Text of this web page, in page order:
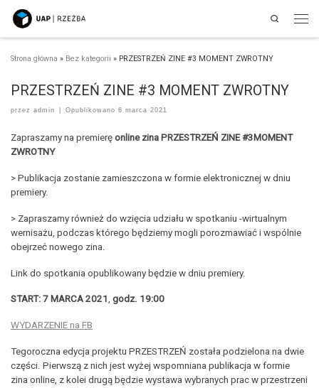
Przejdź do treści
Search
Strona główna » Bez kategorii » PRZESTRZEŃ ZINE #3 MOMENT ZWROTNY
PRZESTRZEŃ ZINE #3 MOMENT ZWROTNY
przez admin Opublikowano 6 marca 2021
Zapraszamy na premierę online zina PRZESTRZEŃ ZINE #3MOMENT
ZWROTNY
> Publikacja zostanie zamieszczona w formie elektronicznej w dniu
premiery.
> Zapraszamy również do wzięcia udziału w spotkaniu -wirtualnym
wernisażu, podczas którego będziemy mogli porozmawiać i wspólnie
obejrzeć nowego zina.
Link do spotkania opublikowany będzie w dniu premiery.
START: 7 MARCA 2021, godz. 19:00
WYDARZENIE na FB
Tegoroczna edycja projektu PRZESTRZEŃ została podzielona na dwie
części. Pierwszą z nich jest wyżej wspomniana publikacja w formie
zina online, z kolei drugą będzie wystawa wybranych prac w przestrzeni